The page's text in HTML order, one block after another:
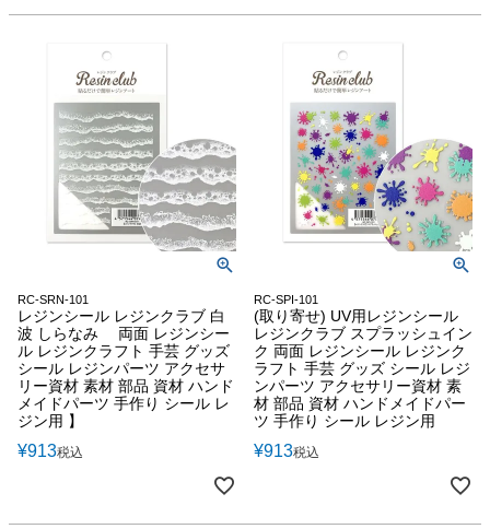
RC-SRN-101
レジンシール レジンクラブ 白
波 しらなみ 両面 レジンシー
ル レジンクラフト 手芸 グッズ
シール レジンパーツ アクセサ
リー資材 素材 部品 資材 ハンド
メイドパーツ 手作り シール レ
ジン用 】
¥913税込
RC-SPI-101
(取り寄せ) UV用レジンシール
レジンクラブ スプラッシュイン
ク 両面 レジンシール レジンク
ラフト 手芸 グッズ シール レジ
ンパーツ アクセサリー資材 素
材 部品 資材 ハンドメイドパー
ツ 手作り シール レジン用
¥913税込